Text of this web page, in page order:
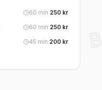
60 min 250 kr
60 min 250 kr
45 min 200 kr